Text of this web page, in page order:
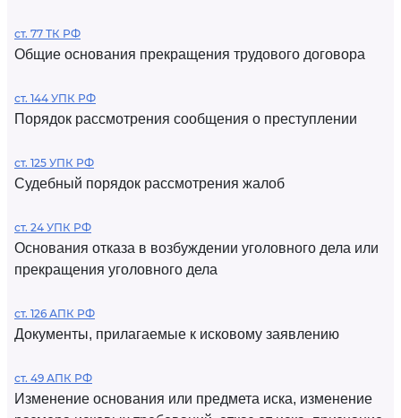
ст. 77 ТК РФ
Общие основания прекращения трудового договора
ст. 144 УПК РФ
Порядок рассмотрения сообщения о преступлении
ст. 125 УПК РФ
Судебный порядок рассмотрения жалоб
ст. 24 УПК РФ
Основания отказа в возбуждении уголовного дела или
прекращения уголовного дела
ст. 126 АПК РФ
Документы, прилагаемые к исковому заявлению
ст. 49 АПК РФ
Изменение основания или предмета иска, изменение